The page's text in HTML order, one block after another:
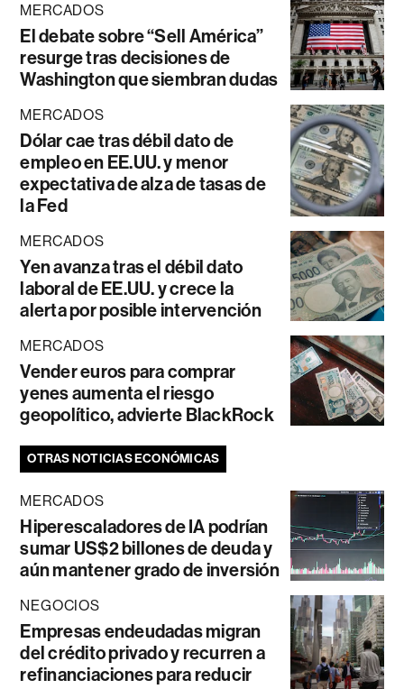
MERCADOS
El debate sobre “Sell América”
resurge tras decisiones de
Washington que siembran dudas
MERCADOS
Dólar cae tras débil dato de
empleo en EE.UU. y menor
expectativa de alza de tasas de
la Fed
MERCADOS
Yen avanza tras el débil dato
laboral de EE.UU. y crece la
alerta por posible intervención
MERCADOS
Vender euros para comprar
yenes aumenta el riesgo
geopolítico, advierte BlackRock
OTRAS NOTICIAS ECONÓMICAS
MERCADOS
Hiperescaladores de IA podrían
sumar US$2 billones de deuda y
aún mantener grado de inversión
NEGOCIOS
Empresas endeudadas migran
del crédito privado y recurren a
refinanciaciones para reducir